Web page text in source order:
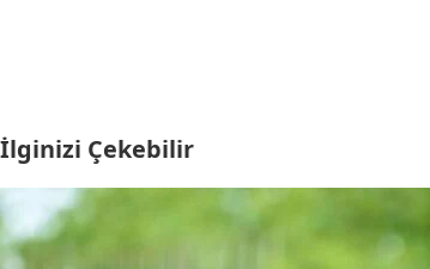
İlginizi Çekebilir